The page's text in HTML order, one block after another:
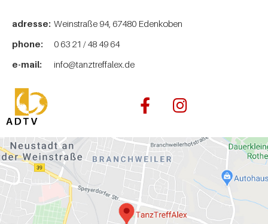
adresse: Weinstraße 94, 67480 Edenkoben
phone:
0 63 21 / 48 49 64
e-mail:
info@tanztreffalex.de